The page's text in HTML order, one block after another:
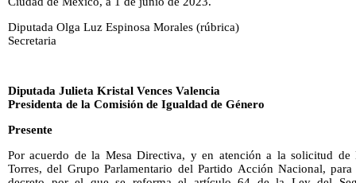
Diputada Olga Luz Espinosa Morales (rúbrica)
Secretaria
Diputada Julieta Kristal Vences Valencia
Presidenta de la Comisión de Igualdad de Género
Presente
Por acuerdo de la Mesa Directiva, y en atención a la solicitud de
Torres, del Grupo Parlamentario del Partido Acción Nacional,